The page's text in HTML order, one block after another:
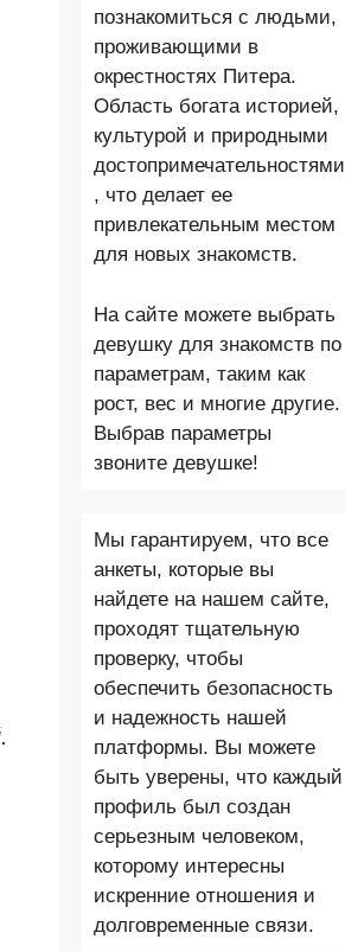
познакомиться с людьми,
проживающими в
окрестностях Питера.
Область богата историей,
культурой и природными
достопримечательностями
, что делает ее
привлекательным местом
для новых знакомств.
На сайте можете выбрать
девушку для знакомств по
параметрам, таким как
рост, вес и многие другие.
Выбрав параметры
звоните девушке!
Мы гарантируем, что все
анкеты, которые вы
найдете на нашем сайте,
проходят тщательную
проверку, чтобы
обеспечить безопасность
и надежность нашей
платформы. Вы можете
быть уверены, что каждый
профиль был создан
серьезным человеком,
которому интересны
искренние отношения и
долговременные связи.